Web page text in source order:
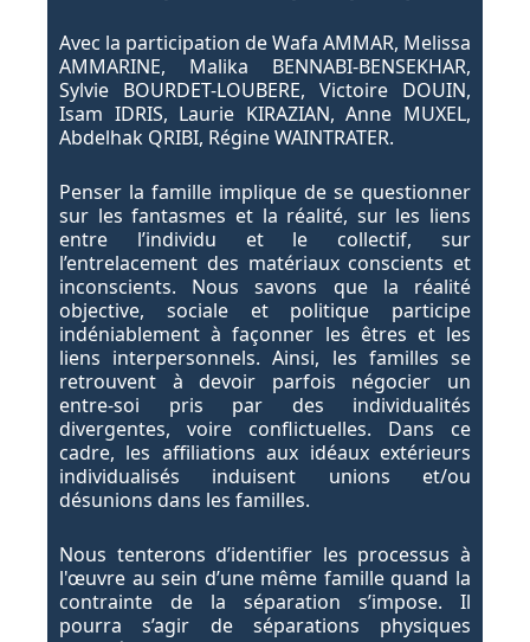
Avec la participation de Wafa AMMAR, Melissa
AMMARINE, Malika BENNABI-BENSEKHAR,
Sylvie BOURDET-LOUBERE, Victoire DOUIN,
Isam IDRIS, Laurie KIRAZIAN, Anne MUXEL,
Abdelhak QRIBI, Régine WAINTRATER.
Penser la famille implique de se questionner
sur les fantasmes et la réalité, sur les liens
entre l’individu et le collectif, sur
l’entrelacement des matériaux conscients et
inconscients. Nous savons que la réalité
objective, sociale et politique participe
indéniablement à façonner les êtres et les
liens interpersonnels. Ainsi, les familles se
retrouvent à devoir parfois négocier un
entre-soi pris par des individualités
divergentes, voire conflictuelles. Dans ce
cadre, les affiliations aux idéaux extérieurs
individualisés induisent unions et/ou
désunions dans les familles.
Nous tenterons d’identifier les processus à
l'œuvre au sein d’une même famille quand la
contrainte de la séparation s’impose. Il
pourra s’agir de séparations physiques